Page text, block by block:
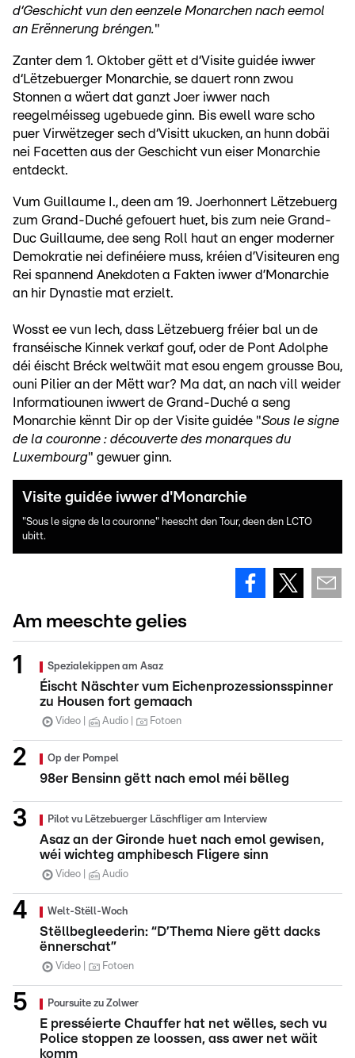
d‘Geschicht vun den eenzele Monarchen nach eemol
an Erënnerung bréngen."
Zanter dem 1. Oktober gëtt et d‘Visite guidée iwwer
d‘Lëtzebuerger Monarchie, se dauert ronn zwou
Stonnen a wäert dat ganzt Joer iwwer nach
reegelméisseg ugebuede ginn. Bis ewell ware scho
puer Virwëtzeger sech d‘Visitt ukucken, an hunn dobäi
nei Facetten aus der Geschicht vun eiser Monarchie
entdeckt.
Vum Guillaume I., deen am 19. Joerhonnert Lëtzebuerg
zum Grand-Duché gefouert huet, bis zum neie Grand-
Duc Guillaume, dee seng Roll haut an enger moderner
Demokratie nei definéiere muss, kréien d’Visiteuren eng
Rei spannend Anekdoten a Fakten iwwer d’Monarchie
an hir Dynastie mat erzielt.
Wosst ee vun Iech, dass Lëtzebuerg fréier bal un de
franséische Kinnek verkaf gouf, oder de Pont Adolphe
déi éischt Bréck weltwäit mat esou engem grousse Bou,
ouni Pilier an der Mëtt war? Ma dat, an nach vill weider
Informatiounen iwwert de Grand-Duché a seng
Monarchie kënnt Dir op der Visite guidée "Sous le signe
de la couronne : découverte des monarques du
Luxembourg" gewuer ginn.
Visite guidée iwwer d'Monarchie
"Sous le signe de la couronne" heescht den Tour, deen den LCTO
ubitt.
Am meeschte gelies
Spezialekippen am Asaz
Éischt Näschter vum Eichenprozessionsspinner
zu Housen fort gemaach
Video Audio Fotoen
Op der Pompel
98er Bensinn gëtt nach emol méi bëlleg
Pilot vu Lëtzebuerger Läschfliger am Interview
Asaz an der Gironde huet nach emol gewisen,
wéi wichteg amphibesch Fligere sinn
Video Audio
Welt-Stëll-Woch
Stëllbegleederin: “D’Thema Niere gëtt dacks
ënnerschat”
Video Fotoen
Poursuite zu Zolwer
E presséierte Chauffer hat net wëlles, sech vu
Police stoppen ze loossen, ass awer net wäit
komm